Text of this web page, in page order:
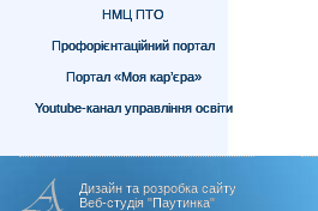
НМЦ ПТО
Профорієнтаційний портал
Портал «Моя кар’єра»
Youtube-канал управління освіти
Дизайн та розробка сайту
Веб-студія "Паутинка"